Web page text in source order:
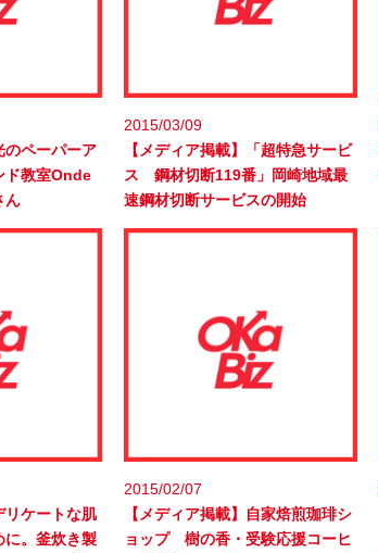
のペーパーア
ド教室Onde
ん
2015/03/09
【メディア掲載】「超特急サービ
ス 鋼材切断119番」岡崎地域最
速鋼材切断サービスの開始
リケートな肌
に。釜炊き製
2015/02/07
【メディア掲載】自家焙煎珈琲シ
ョップ 樹の香・受験応援コーヒ